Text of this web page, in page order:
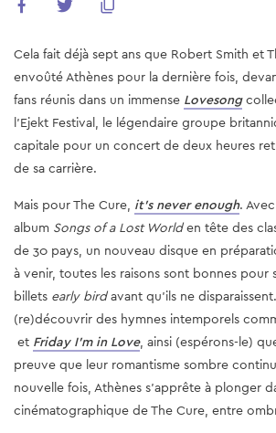
Cela fait déjà sept ans que Robert Smith et
envoûté Athènes pour la dernière fois,
fans réunis dans un immense Lovesong
l’Ejekt Festival, le légendaire groupe
capitale pour un concert de deux heures
de sa carrière.
Mais pour The Cure, it’s never enough.
album Songs of a Lost Worlden tête des
de 30 pays, un nouveau disque en
à venir, toutes les raisons sont bonnes pour
billets early birdavant qu’ils ne
(re)découvrir des hymnes intemporels
et Friday I’m in Love, ainsi (espérons-le)
preuve que leur romantisme sombre
nouvelle fois, Athènes s’apprête à plonger
cinématographique de The Cure, entre